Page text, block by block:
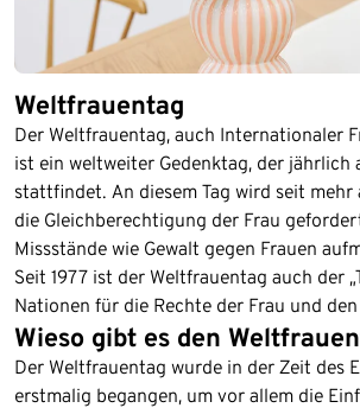
Weltfrauentag
Der Weltfrauentag, auch Internationaler
ist ein weltweiter Gedenktag, der jährlich
stattfindet. An diesem Tag wird seit
die Gleichberechtigung der Frau
Missstände wie Gewalt gegen Frauen
Seit 1977 ist der Weltfrauentag auch der
Nationen für die Rechte der Frau und den
Wieso gibt es den
Der Weltfrauentag wurde in der Zeit des
erstmalig begangen, um vor allem die